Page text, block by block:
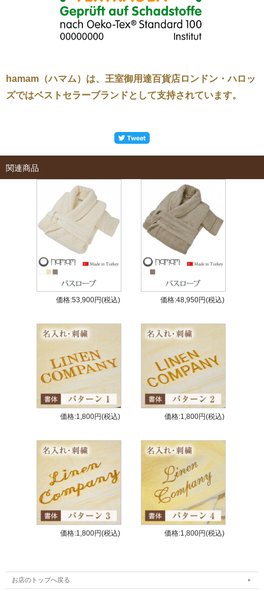
hamam（ハマム）は、王室御用達百貨店ロンドン・ハロッ
ズではベストセラーブランドとして支持されています。
関連商品
価格:53,900円(税込) 価格:48,950円(税込)
価格:1,800円(税込) 価格:1,800円(税込)
価格:1,800円(税込) 価格:1,800円(税込)
お店のトップへ戻る